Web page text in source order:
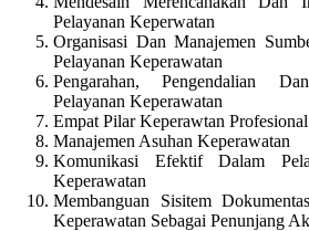
Pelayanan Keperwatan
Organisasi Dan Manajemen
Pelayanan Keperawatan
Pengarahan, Pengendalian
Pelayanan Keperawatan
Empat Pilar Keperawtan Profesional
Manajemen Asuhan Keperawatan
Komunikasi Efektif Dalam
Keperawatan
Membanguan Sisitem
Keperawatan Sebagai Penunjang